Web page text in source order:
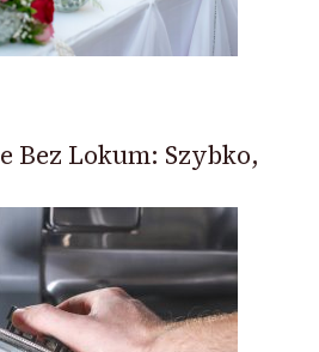
Bez Lokum: Szybko,